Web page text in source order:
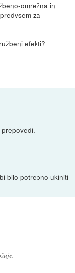
omrežna in
za
efekti?
prepovedi.
bilo potrebno ukiniti